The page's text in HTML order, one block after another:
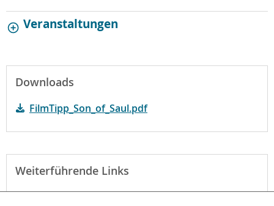
Veranstaltungen
Downloads
FilmTipp_Son_of_Saul.pdf
Weiterführende Links
Webseite des Films